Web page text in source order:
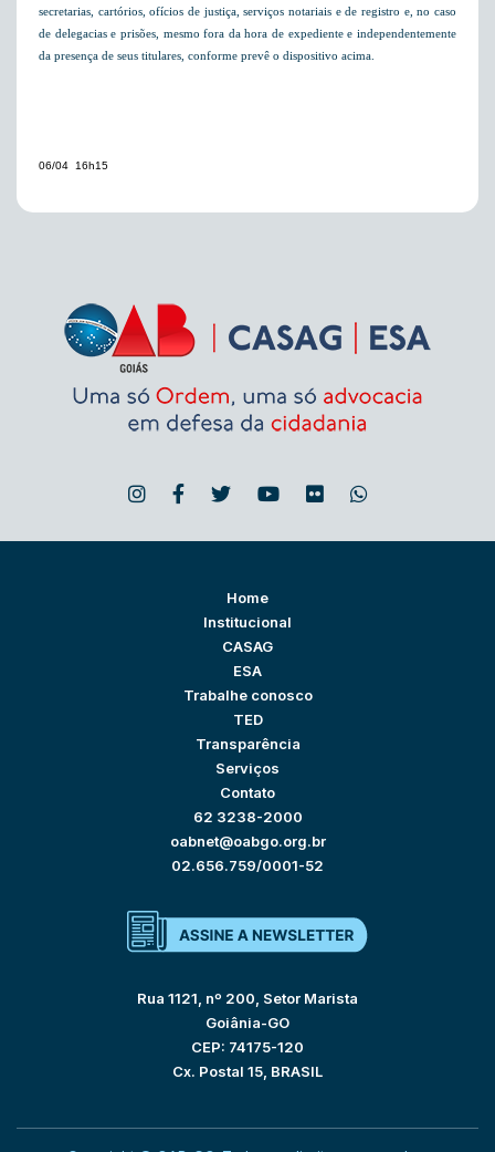
secretarias, cartórios, ofícios de justiça, serviços notariais e de registro e, no caso
de delegacias e prisões, mesmo fora da hora de expediente e independentemente
da presença de seus titulares, conforme prevê o dispositivo acima.
06/04  16h15
Home
Institucional
CASAG
ESA
Trabalhe conosco
TED
Transparência
Serviços
Contato
62 3238-2000
oabnet@oabgo.org.br
02.656.759/0001-52
Rua 1121, nº 200, Setor Marista
Goiânia-GO
CEP: 74175-120
Cx. Postal 15, BRASIL